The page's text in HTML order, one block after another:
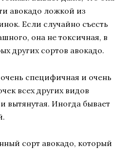
авокадо ложкой из
Если случайно съесть
она не токсичная, в
других сортов авокадо.
специфичная и очень
всех других видов
вытянутая. Иногда бывает
сорт авокадо, который